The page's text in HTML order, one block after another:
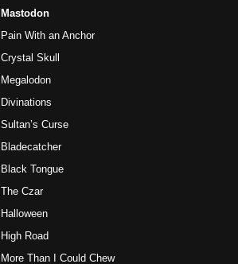
Mastodon
Pain With an Anchor
Crystal Skull
Megalodon
Divinations
Sultan’s Curse
Bladecatcher
Black Tongue
The Czar
Halloween
High Road
More Than I Could Chew